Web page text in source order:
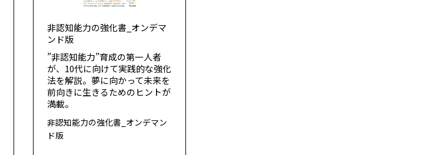
非認知能力の強化書_オンデマ
ンド版
”非認知能力”育成の第一人者
が、10代に向けて実践的な強化
法を解説。夢に向かって未来を
前向きに生きるためのヒントが
満載。
非認知能力の強化書_オンデマン
ド版